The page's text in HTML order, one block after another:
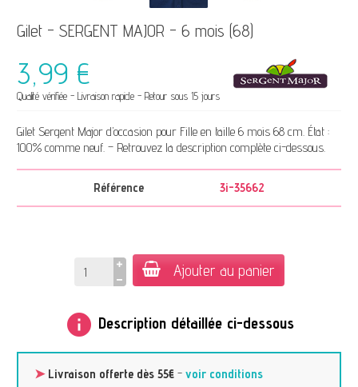
Gilet - SERGENT MAJOR - 6 mois (68)
3,99 €
Qualité vérifiée - Livraison rapide - Retour sous 15 jours
Gilet Sergent Major d’occasion pour Fille en taille 6 mois 68 cm. État :
100% comme neuf. – Retrouvez la description complète ci-dessous.
Référence 3i-35662
Ajouter au panier
info Description détaillée ci-dessous
➤ Livraison offerte dès 55€ -voir conditions